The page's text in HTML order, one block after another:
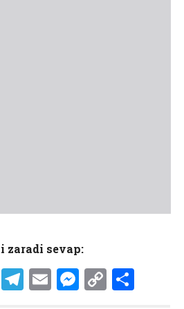
zaradi sevap:
Telegram
EmailCopy